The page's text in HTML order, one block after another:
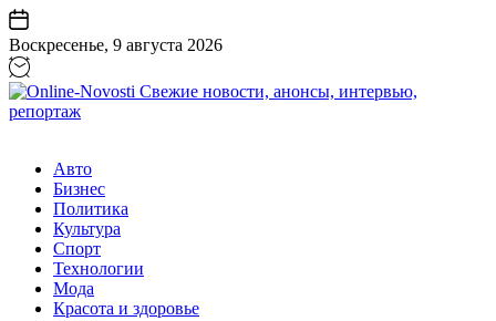
Перейти
к
содержанию
Воскресенье, 9 августа 2026
Свежие
новости,
анонсы,
интервью,
репортаж
Авто
Бизнес
Политика
Культура
Спорт
Технологии
Мода
Красота и здоровье